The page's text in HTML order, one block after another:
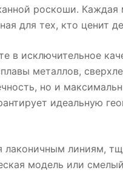
роскоши.
для тех, кто ценит
в исключительное
металлов,
но и
идеальную
лаконичным линиям,
модель или